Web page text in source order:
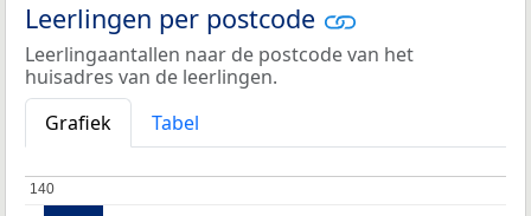
Leerlingen per postcode
Leerlingaantallen naar de postcode van het
huisadres van de leerlingen.
Grafiek
Tabel
140
140